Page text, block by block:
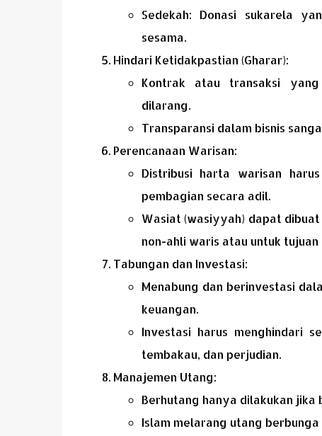
Sedekah: Donasi sukarela
sesama.
Hindari Ketidakpastian (Gharar):
Kontrak atau transaksi
dilarang.
Transparansi dalam bisnis
Perencanaan Warisan:
Distribusi harta warisan
pembagian secara adil.
Wasiat (wasiyyah) dapat
non-ahli waris atau untuk tujuan
Tabungan dan Investasi:
Menabung dan berinvestasi
keuangan.
Investasi harus menghindari
tembakau, dan perjudian.
Manajemen Utang:
Berhutang hanya dilakukan
Islam melarang utang